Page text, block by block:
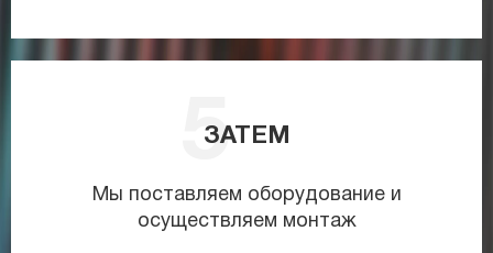
ЗАТЕМ
Мы поставляем оборудование и
осуществляем монтаж